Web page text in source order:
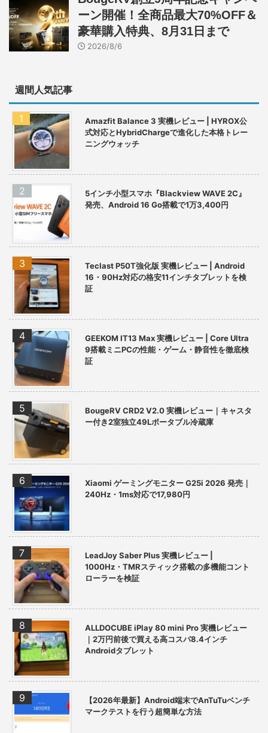
ーン開催！全商品最大70%OFF＆
豪華購入特典、8月31日まで
2026/8/6
週間人気記事
Amazfit Balance 3 実機レビュー | HYROX公
式対応とHybridChargeで進化した本格トレー
ニングウォッチ
5インチ小型スマホ『Blackview WAVE 2C』
発売、Android 16 Go搭載で1万3,400円
Teclast P50T強化版 実機レビュー | Android
16・90Hz対応の格安11インチタブレットを検
証
GEEKOM IT13 Max 実機レビュー | Core Ultra
9搭載ミニPCの性能・ゲーム・静音性を徹底検
証
BougeRV CRD2 V2.0 実機レビュー｜キャスタ
ー付き2室独立49Lポータブル冷蔵庫
Xiaomi ゲーミングモニター G25i 2026 発売｜
240Hz・1ms対応で17,980円
LeadJoy Saber Plus 実機レビュー |
1000Hz・TMRスティック搭載の多機能コント
ローラーを検証
ALLDOCUBE iPlay 80 mini Pro 実機レビュー
｜2万円前後で買える高コスパ8.4インチ
Androidタブレット
【2026年最新】Android端末でAnTuTuベンチ
マークテストを行う超簡単な方法